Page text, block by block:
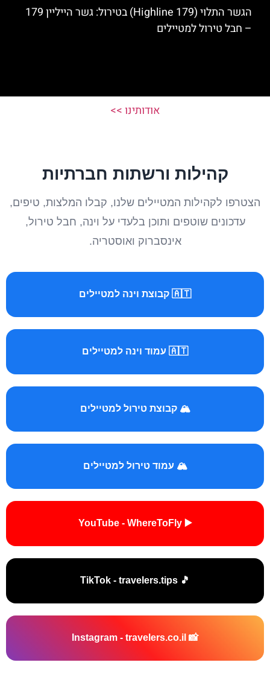
הגשר התלוי (Highline 179) בטירול: גשר הייליין 179
– חבל טירול למטיילים
אודותינו >>
קהילות ורשתות חברתיות
הצטרפו לקהילות המטיילים שלנו, קבלו המלצות, טיפים,
עדכונים שוטפים ותוכן בלעדי על וינה, חבל טירול,
אינסברוק ואוסטריה.
🇦🇹 קבוצת וינה למטיילים
🇦🇹 עמוד וינה למטיילים
🏔️ קבוצת טירול למטיילים
🏔️ עמוד טירול למטיילים
▶️ YouTube - WhereToFly
🎵 TikTok - travelers.tips
📸 Instagram - travelers.co.il